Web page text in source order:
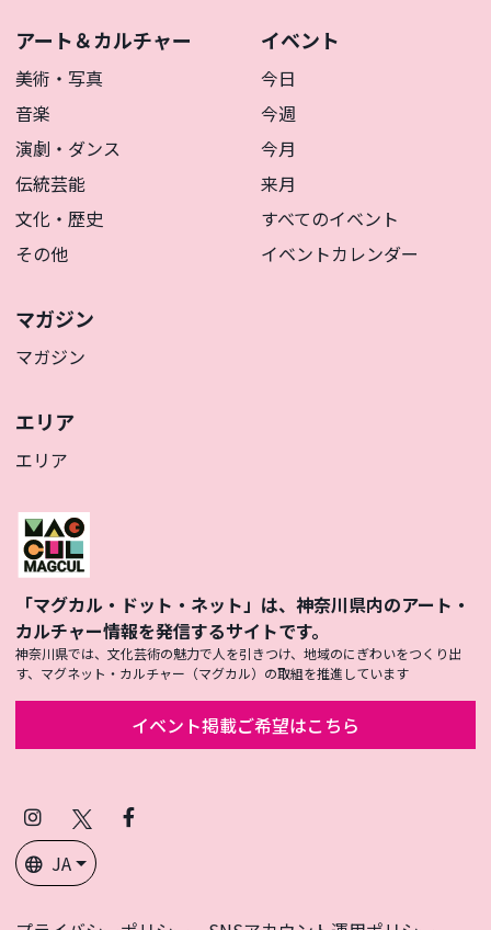
アート＆カルチャー
美術・写真
音楽
演劇・ダンス
伝統芸能
文化・歴史
その他
イベント
今日
今週
今月
来月
すべてのイベント
イベントカレンダー
マガジン
マガジン
エリア
エリア
「マグカル・ドット・ネット」は、神奈川県内のアート・
カルチャー情報を発信するサイトです。
神奈川県では、文化芸術の魅力で人を引きつけ、地域のにぎわいをつくり出
す、マグネット・カルチャー（マグカル）の取組を推進しています
イベント掲載ご希望はこちら
Instagram
(Twitter)
Facebook
JA